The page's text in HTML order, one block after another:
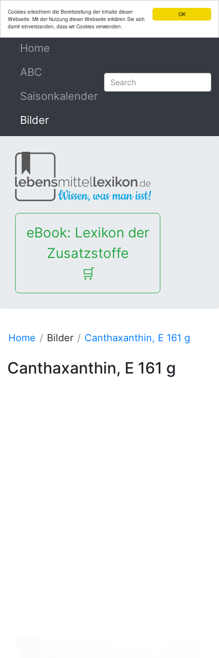
OK
Cookies erleichtern die Bereitstellung der Inhalte dieser
Webseite. Mit der Nutzung dieser Webseite erklären Sie sich
damit einverstanden, dass wir Cookies verwenden.
Home
ABC
Saisonkalender
Bilder
eBook: Lexikon der
Zusatzstoffe
🛒
Home Bilder Canthaxanthin, E 161 g
Canthaxanthin, E 161 g